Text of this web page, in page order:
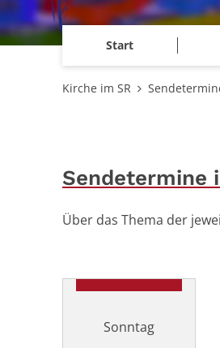
Start
Kirche im SR
Sendetermine
Über das Thema der
Sonntag